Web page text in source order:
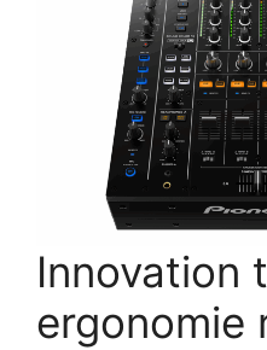
Innovation
ergonomie